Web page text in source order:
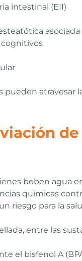
intestinal (EII)
pueden atravesar
beben agua
químicas
riesgo para la
entre las
el bisfenol A